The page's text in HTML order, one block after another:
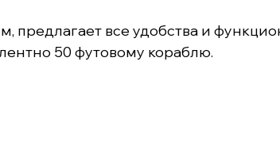
предлагает все удобства и
50 футовому кораблю.